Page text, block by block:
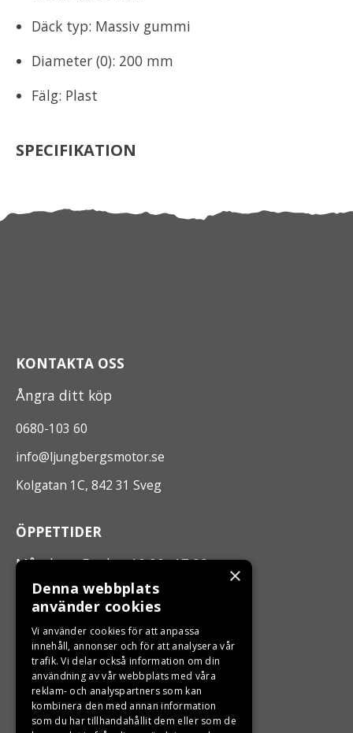
Däck typ: Massiv gummi
Diameter (0): 200 mm
Fälg: Plast
SPECIFIKATION
KONTAKTA OSS
Ångra ditt köp
0680-103 60
info@ljungbergsmotor.se
Kolgatan 1C, 842 31 Sveg
ÖPPETTIDER
Måndag - Fredag 10.00 -17.00
LJUNGBERGS MOTOR
Din BRP återförsäljare i Sveg!
×
Denna webbplats
använder cookies
Vi använder cookies för att anpassa
innehåll, annonser och för att analysera vår
trafik. Vi delar också information om din
användning av vår webbplats med våra
reklam- och analyspartners som kan
kombinera den med annan information
som du har tillhandahållit dem eller som de